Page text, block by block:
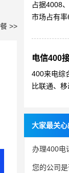
>>
占据4008
市场占有率
电信400
400来电综
比联通、移
大家最关
办理400电